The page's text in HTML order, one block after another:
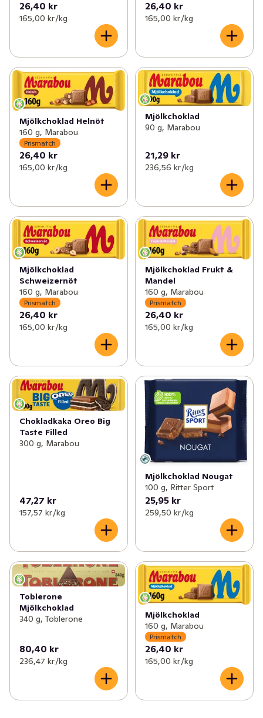
26,40 kr
165,00 kr /kg
26,40 kr
165,00 kr /kg
Mjölkchoklad Helnöt
160 g, Marabou
Prismatch
26,40 kr
165,00 kr /kg
Mjölkchoklad
90 g, Marabou
21,29 kr
236,56 kr /kg
Mjölkchoklad
Schweizernöt
160 g, Marabou
Prismatch
26,40 kr
165,00 kr /kg
Mjölkchoklad Frukt &
Mandel
160 g, Marabou
Prismatch
26,40 kr
165,00 kr /kg
Chokladkaka Oreo Big
Taste Filled
300 g, Marabou
47,27 kr
157,57 kr /kg
Mjölkchoklad Nougat
100 g, Ritter Sport
25,95 kr
259,50 kr /kg
Toblerone
Mjölkchoklad
340 g, Toblerone
80,40 kr
236,47 kr /kg
Mjölkchoklad
160 g, Marabou
Prismatch
26,40 kr
165,00 kr /kg